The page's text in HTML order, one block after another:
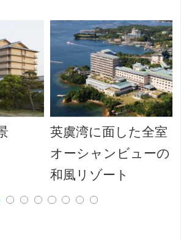
英虞湾に面した全室
オーシャンビューの
和風リゾート